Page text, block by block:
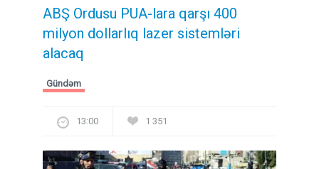
ABŞ Ordusu PUA-lara qarşı 400
milyon dollarlıq lazer sistemləri
alacaq
Gündəm
13:00 1 351